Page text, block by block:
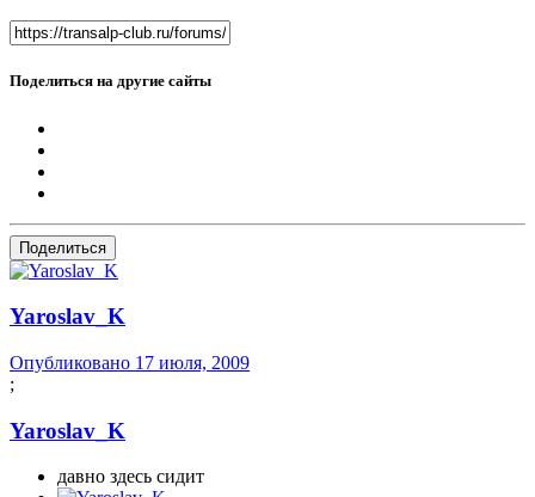
Поделиться на другие сайты
Поделиться
Yaroslav_K
Опубликовано 17 июля, 2009
;
Yaroslav_K
давно здесь сидит